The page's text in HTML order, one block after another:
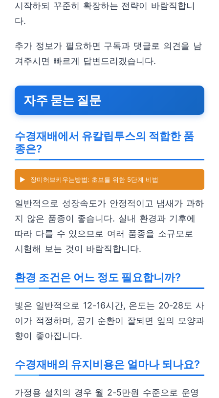
시작하되 꾸준히 확장하는 전략이 바람직합니
다.
추가 정보가 필요하면 구독과 댓글로 의견을 남
겨주시면 빠르게 답변드리겠습니다.
자주 묻는 질문
수경재배에서 유칼립투스의 적합한 품
종은?
▶️ 장미허브키우는방법: 초보를 위한 5단계 비법
일반적으로 성장속도가 안정적이고 냄새가 과하
지 않은 품종이 좋습니다. 실내 환경과 기후에
따라 다를 수 있으므로 여러 품종을 소규모로
시험해 보는 것이 바람직합니다.
환경 조건은 어느 정도 필요합니까?
빛은 일반적으로 12-16시간, 온도는 20-28도 사
이가 적정하며, 공기 순환이 잘되면 잎의 모양과
향이 좋아집니다.
수경재배의 유지비용은 얼마나 되나요?
가정용 설치의 경우 월 2-5만원 수준으로 운영